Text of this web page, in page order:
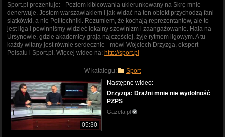
Sport.pl prezentuje: - Poziom kibicowania ukierunkowany na Skrę mnie
denerwuje. Jestem warszawiakiem i jak widać na ten obiekt przychodzą fani
siatkówki, a nie Politechniki. Rozumiem, że kochają reprezentantów, ale to
jest liga i powinniśmy widzieć lokalny szowinizm i zaangażowanie. Hala na
Ursynowie, gdzie akademicy grają najczęściej, żyje rytmem ligowym. A tu
każdy witany jest równie serdecznie - mówi Wojciech Drzyzga, ekspert
Polsatu i Sport.pl. Więcej wideo na: http://sport.pl
W katalogu: Sport
05:30
Następne wideo:
Drzyzga: Drażni mnie nie wydolność
PZPS
Gazeta.pl